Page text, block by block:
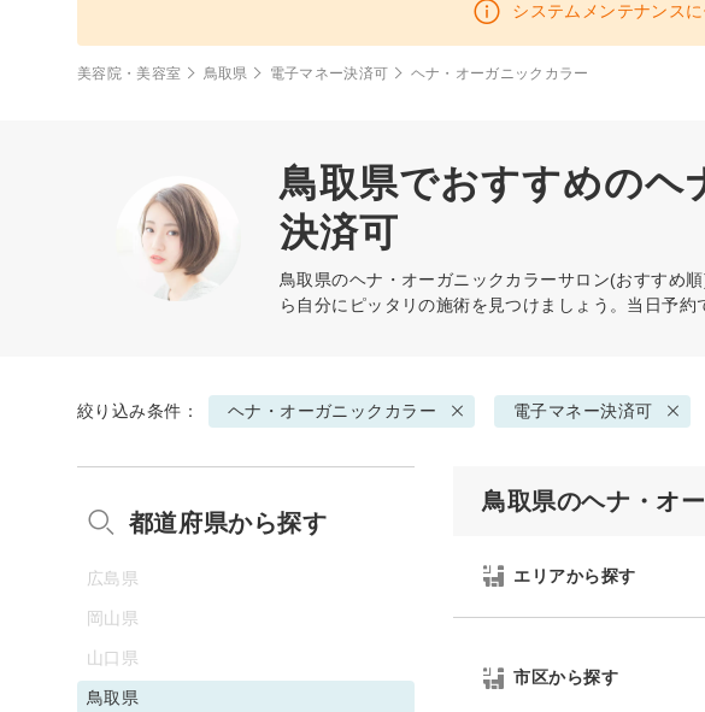
システムメンテナンス
美容院・美容室 鳥取県 電子マネー決済可 ヘナ・オーガニックカラー
鳥取県でおすすめのヘ
決済可
鳥取県のヘナ・オーガニックカラーサロン(おすすめ
ら自分にピッタリの施術を見つけましょう。当日予約
絞り込み条件： ヘナ・オーガニックカラー 電子マネー決済可
鳥取県のヘナ・オ
エリアから探す
市区から探す
都道府県から探す
広島県
岡山県
山口県
鳥取県